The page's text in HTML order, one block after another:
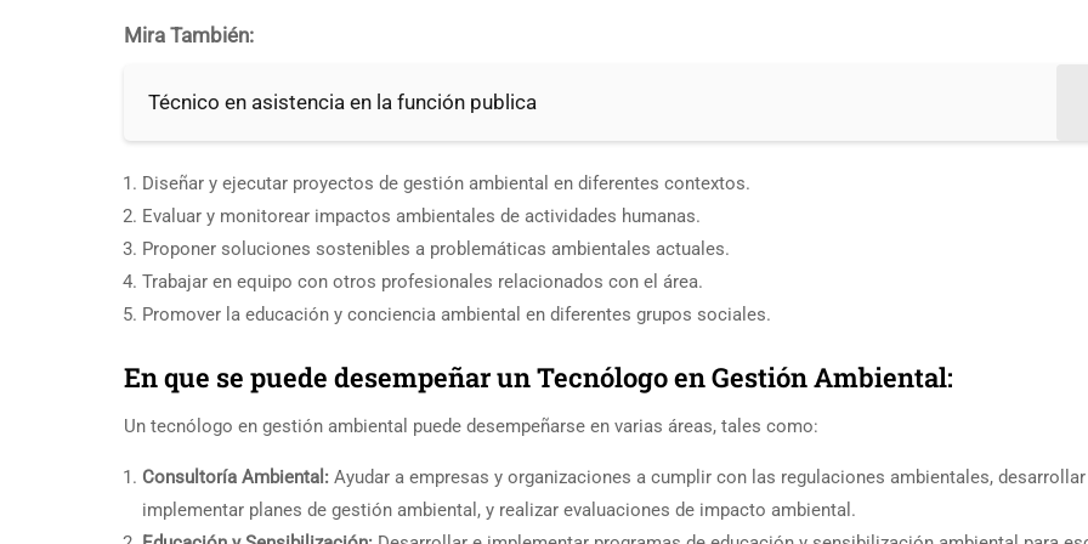
Mira También:
Técnico en asistencia en la función publica
Diseñar y ejecutar proyectos de gestión ambiental en diferentes contextos.
Evaluar y monitorear impactos ambientales de actividades humanas.
Proponer soluciones sostenibles a problemáticas ambientales actuales.
Trabajar en equipo con otros profesionales relacionados con el área.
Promover la educación y conciencia ambiental en diferentes grupos sociales.
En que se puede desempeñar un Tecnólogo en Gestión Ambiental:
Un tecnólogo en gestión ambiental puede desempeñarse en varias áreas, tales como:
Consultoría Ambiental: Ayudar a empresas y organizaciones a cumplir con las regulaciones ambientales,
implementar planes de gestión ambiental, y realizar evaluaciones de impacto ambiental.